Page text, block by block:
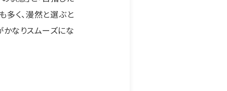
多く、漫然と選ぶと
かなりスムーズにな